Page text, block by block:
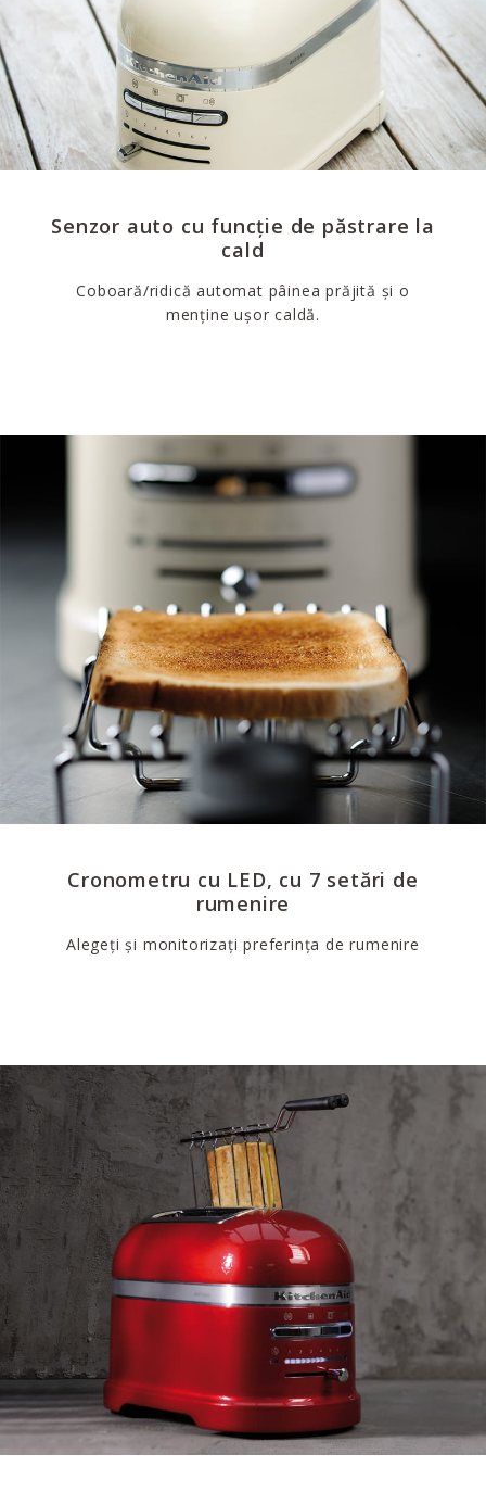
Senzor auto cu funcție de păstrare la
cald
Coboară/ridică automat pâinea prăjită și o
menține ușor caldă.
Cronometru cu LED, cu 7 setări de
rumenire
Alegeți și monitorizați preferința de rumenire